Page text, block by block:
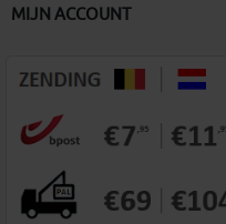
MIJN ACCOUNT